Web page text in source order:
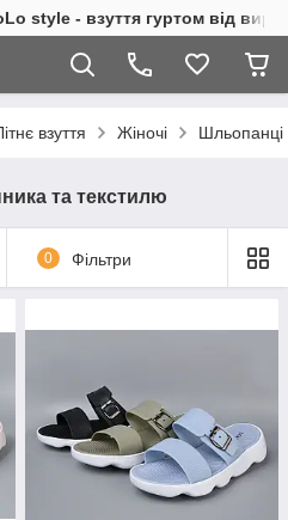
style - взуття гуртом від
взуття Жіночі Шльопанці
та текстилю
0 Фільтри